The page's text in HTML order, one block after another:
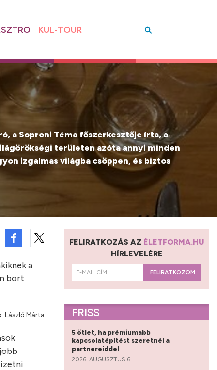
KUL-TOUR
a Soproni Téma főszerkesztője írta, a
területen azóta annyi minden
izgalmas világba csöppen, és biztos
a
bort
László Márta
FELIRATKOZÁS AZ ÉLETFORMA.HU
HÍRLEVELÉRE
FELIRATKOZOM
FRISS
5 ötlet, ha prémiumabb
kapcsolatépítést szeretnél a
partnereiddel
2026. AUGUSZTUS 6.